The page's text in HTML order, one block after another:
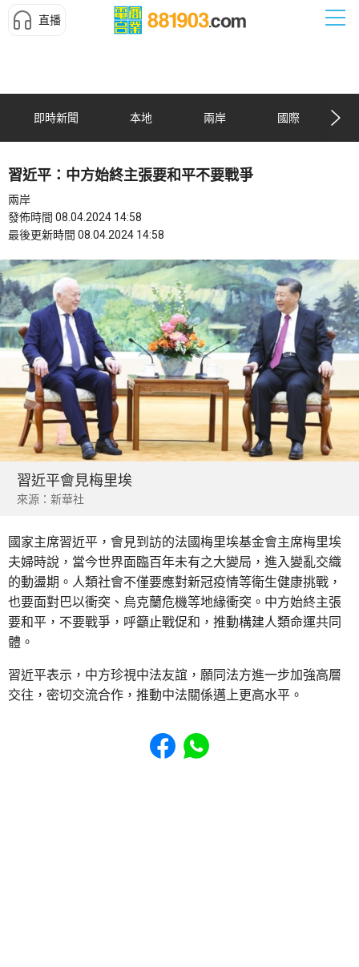
直播
即時新聞 本地 兩岸 國際
習近平：中方始終主張要和平不要戰爭
兩岸
發佈時間 08.04.2024 14:58
最後更新時間 08.04.2024 14:58
習近平會見梅里埃
來源：新華社
國家主席習近平，會見到訪的法國梅里埃基金會主席梅里埃
夫婦時說，當今世界面臨百年未有之大變局，進入變亂交織
的動盪期。人類社會不僅要應對新冠疫情等衛生健康挑戰，
也要面對巴以衝突、烏克蘭危機等地緣衝突。中方始終主張
要和平，不要戰爭，呼籲止戰促和，推動構建人類命運共同
體。
習近平表示，中方珍視中法友誼，願同法方進一步加強高層
交往，密切交流合作，推動中法關係邁上更高水平。
Share to Facebook
Share to WhatsApp